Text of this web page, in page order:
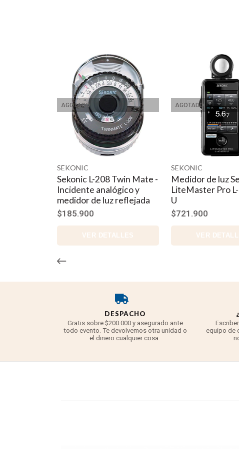
AGOTADO
SEKONIC
Sekonic L-208 Twin Mate -
Incidente analógico y
medidor de luz reflejada
$185.900
VER DETALLES
AGOTADO
SEKONIC
Medidor de luz
LiteMaster Pro
U
$721.900
VER
DESPACHO
Gratis sobre $200.000 y asegurado ante
todo evento. Te devolvemos otra unidad o
el dinero cualquier cosa.
equipo de